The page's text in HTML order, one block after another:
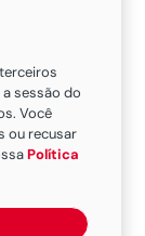
sessão do
Você
ou recusar
Política